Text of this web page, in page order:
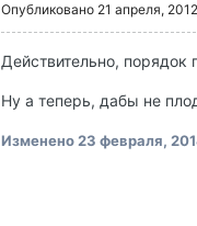
Опубликовано 21 апреля, 2012
Действительно, порядок
Ну а теперь, дабы не
Изменено23 февраля,